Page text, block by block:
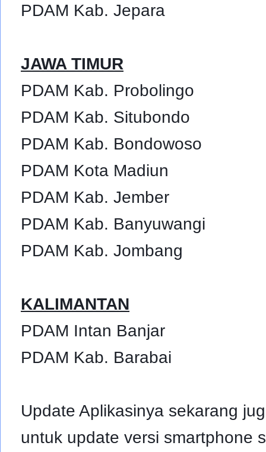
PDAM Kab. Jepara
JAWA TIMUR
PDAM Kab. Probolingo
PDAM Kab. Situbondo
PDAM Kab. Bondowoso
PDAM Kota Madiun
PDAM Kab. Jember
PDAM Kab. Banyuwangi
PDAM Kab. Jombang
KALIMANTAN
PDAM Intan Banjar
PDAM Kab. Barabai
Update Aplikasinya sekarang
untuk update versi smartphone